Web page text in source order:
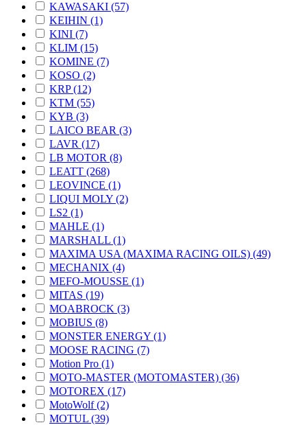
KAWASAKI (57)
KEIHIN (1)
KINI (7)
KLIM (15)
KOMINE (7)
KOSO (2)
KRP (12)
KTM (55)
KYB (3)
LAICO BEAR (3)
LAVR (17)
LB MOTOR (8)
LEATT (268)
LEOVINCE (1)
LIQUI MOLY (2)
LS2 (1)
MAHLE (1)
MARSHALL (1)
MAXIMA USA (MAXIMA RACING OILS) (49)
MECHANIX (4)
MEFO-MOUSSE (1)
MITAS (19)
MOABROCK (3)
MOBIUS (8)
MONSTER ENERGY (1)
MOOSE RACING (7)
Motion Pro (1)
MOTO-MASTER (MOTOMASTER) (36)
MOTOREX (17)
MotoWolf (2)
MOTUL (39)